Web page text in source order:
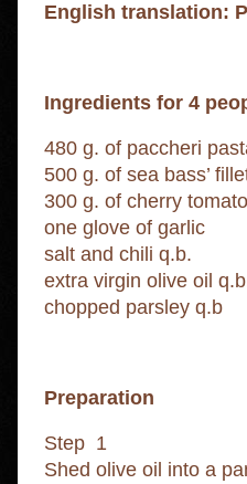
English translation:
Ingredients for 4
480 g. of paccheri
500 g. of sea bass’
300 g. of cherry
one glove of garlic
salt and chili q.b.
extra virgin olive oil
chopped parsley q.b
Preparation
Step 1
Shed olive oil into a